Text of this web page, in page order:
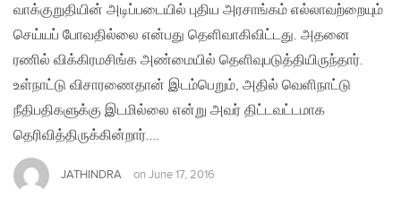
வாக்குறுதியின் அடிப்படையில் புதிய அரசாங்கம் எல்லாவற்றையும்
செய்யப் போவதில்லை என்பது தெளிவாகிவிட்டது. அதனை
ரணில் விக்கிரமசிங்க அண்மையில் தெளிவுபடுத்தியிருந்தார்.
உள்நாட்டு விசாரணைதான் இடம்பெறும், அதில் வெளிநாட்டு
நீதிபதிகளுக்கு இடமில்லை என்று அவர் திட்டவட்டமாக
தெரிவித்திருக்கின்றார்….
JATHINDRA on June 17, 2016